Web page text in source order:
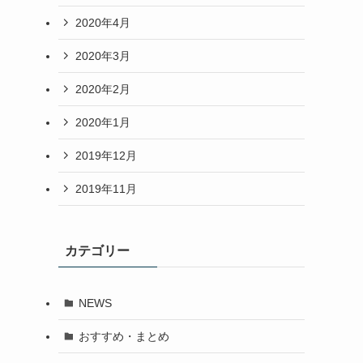
2020年4月
2020年3月
2020年2月
2020年1月
2019年12月
2019年11月
カテゴリー
NEWS
おすすめ・まとめ